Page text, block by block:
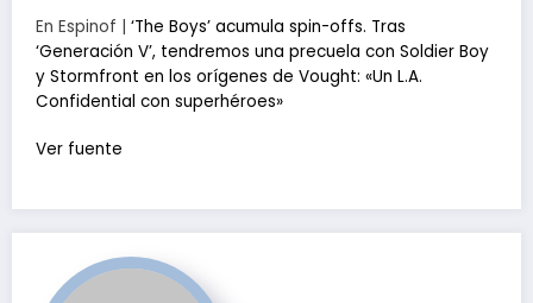
En Espinof | ‘The Boys’ acumula spin-offs. Tras
‘Generación V’, tendremos una precuela con Soldier Boy
y Stormfront en los orígenes de Vought: «Un L.A.
Confidential con superhéroes»
Ver fuente